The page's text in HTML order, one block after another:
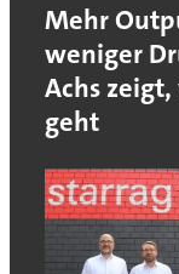
Mehr
weniger
Achs zeigt,
geht